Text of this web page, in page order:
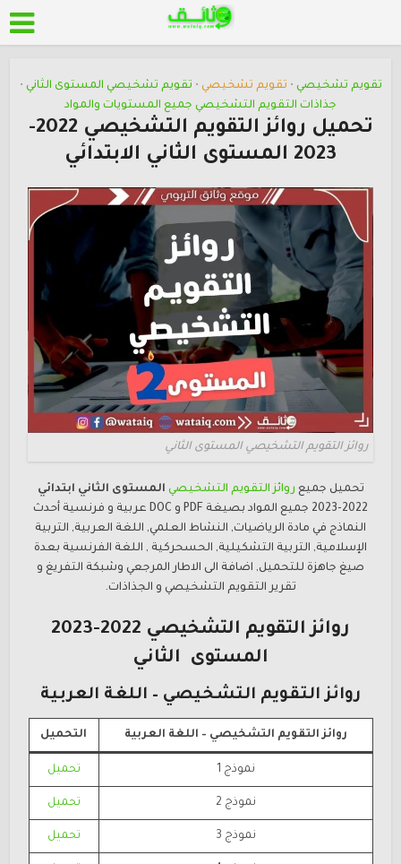
تقويم تشخيصي • تقويم تشخيصي • تقويم تشخيصي المستوى الثاني •
جذاذات التقويم التشخيصي جميع المستويات والمواد
تحميل روائز التقويم التشخيصي 2022-
2023 المستوى الثاني الابتدائي
روائز التقويم التشخيصي المستوى الثاني
تحميل جميع روائز التقويم التشخيصي المستوى الثاني ابتدائي
2022-2023 جميع المواد بصيغة PDF و DOC عربية و فرنسية أحدث
النماذج في مادة الرياضيات, النشاط العلمي, اللغة العربية, التربية
الإسلامية, التربية التشكيلية, الحسحركية , اللغة الفرنسية بعدة
صيغ جاهزة للتحميل, اضافة الى الاطار المرجعي وشبكة التفريغ و
تقرير التقويم التشخيصي و الجذاذات.
روائز التقويم التشخيصي 2022-2023
المستوى الثاني
روائز التقويم التشخيصي – اللغة العربية
روائز التقويم التشخيصي – اللغة العربية التحميل
نموذج 1 تحميل
نموذج 2 تحميل
نموذج 3 تحميل